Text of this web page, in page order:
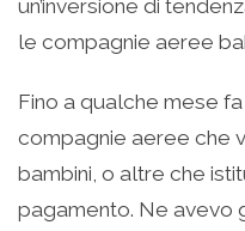
finestra)finestra)
un’inversione di
le compagnie aeree
Fino a qualche mese
compagnie aeree che
bambini, o altre che
pagamento. Ne avevo